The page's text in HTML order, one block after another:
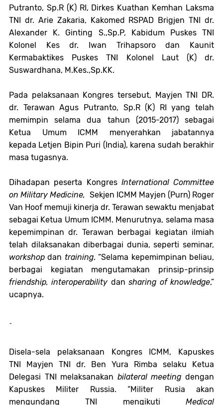
Putranto, Sp.R (K) RI, Dirkes Kuathan Kemhan Laksma
TNI dr. Arie Zakaria, Kakomed RSPAD Brigjen TNI dr.
Alexander K. Ginting S.,Sp.P, Kabidum Puskes TNI
Kolonel Kes dr. Iwan Trihapsoro dan Kaunit
Kermabaktikes Puskes TNI Kolonel Laut (K) dr.
Suswardhana, M.Kes.,Sp.KK.
Pada pelaksanaan Kongres tersebut, Mayjen TNI DR.
dr. Terawan Agus Putranto, Sp.R (K) RI yang telah
memimpin selama dua tahun (2015-2017) sebagai
Ketua Umum ICMM menyerahkan jabatannya
kepada Letjen Bipin Puri (India), karena sudah berakhir
masa tugasnya.
Dihadapan peserta Kongres International Committee
on Military Medicine, Sekjen ICMM Mayjen (Purn) Roger
Van Hoof memuji kinerja dr. Terawan sewaktu menjabat
sebagai Ketua Umum ICMM. Menurutnya, selama masa
kepemimpinan dr. Terawan berbagai kegiatan ilmiah
telah dilaksanakan diberbagai dunia, seperti seminar,
workshopdan training. “Selama kepemimpinan beliau,
berbagai kegiatan mengutamakan prinsip-prinsip
friendship, interoperability dansharing of knowledge,”
ucapnya.
-
Disela-sela pelaksanaan Kongres ICMM, Kapuskes
TNI Mayjen TNI dr. Ben Yura Rimba selaku Ketua
Delegasi TNI melaksanakan bilateral meeting dengan
Kapuskes Militer Russia. “Militer Rusia akan
mengundang TNI mengikuti Medical